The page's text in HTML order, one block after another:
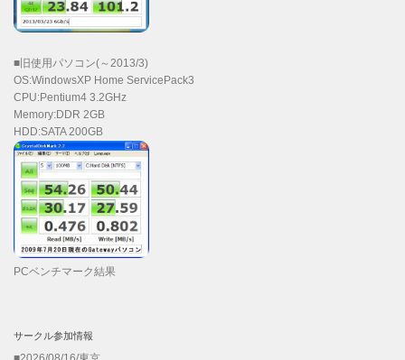
■旧使用パソコン(～2013/3)
OS:WindowsXP Home ServicePack3
CPU:Pentium4 3.2GHz
Memory:DDR 2GB
HDD:SATA 200GB
PCベンチマーク結果
サークル参加情報